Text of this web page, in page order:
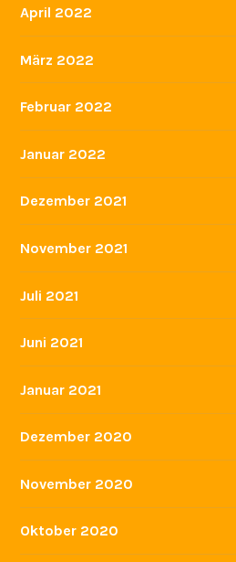
April 2022
März 2022
Februar 2022
Januar 2022
Dezember 2021
November 2021
Juli 2021
Juni 2021
Januar 2021
Dezember 2020
November 2020
Oktober 2020